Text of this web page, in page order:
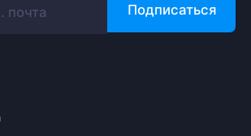
Подписаться